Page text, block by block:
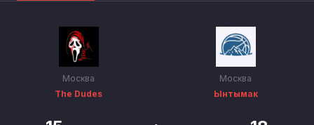
Москва
The Dudes
Москва
Ынтымак